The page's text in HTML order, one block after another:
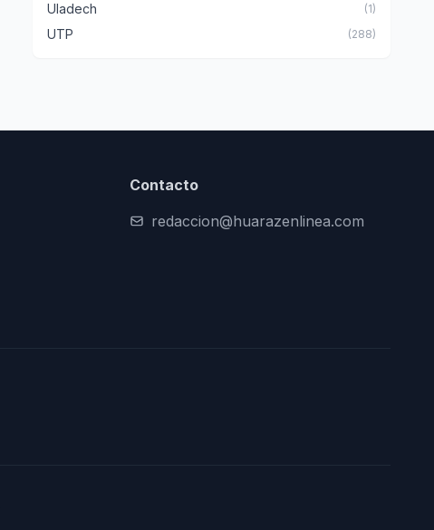
Uladech (1)
UTP (288)
Contacto
redaccion@huarazenlinea.com